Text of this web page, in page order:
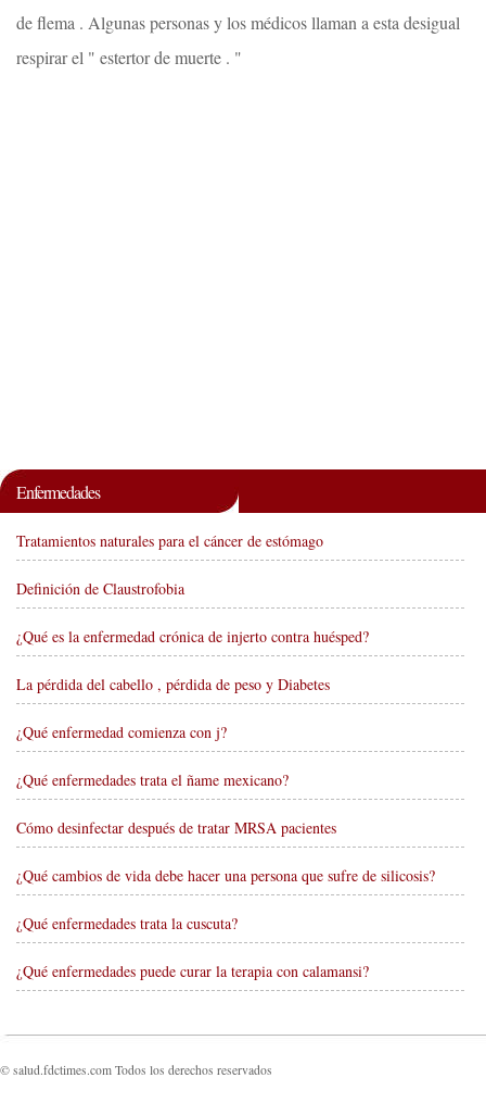
de flema . Algunas personas y los médicos llaman a esta desigual
respirar el " estertor de muerte . "
Enfermedades
Tratamientos naturales para el cáncer de estómago
Definición de Claustrofobia
¿Qué es la enfermedad crónica de injerto contra huésped?
La pérdida del cabello , pérdida de peso y Diabetes
¿Qué enfermedad comienza con j?
¿Qué enfermedades trata el ñame mexicano?
Cómo desinfectar después de tratar MRSA pacientes
¿Qué cambios de vida debe hacer una persona que sufre de silicosis?
¿Qué enfermedades trata la cuscuta?
¿Qué enfermedades puede curar la terapia con calamansi?
© salud.fdctimes.com Todos los derechos reservados